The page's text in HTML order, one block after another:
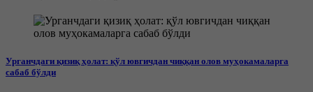
Урганчдаги қизиқ ҳолат: қўл ювгичдан чиққан олов муҳокамаларга
сабаб бўлди